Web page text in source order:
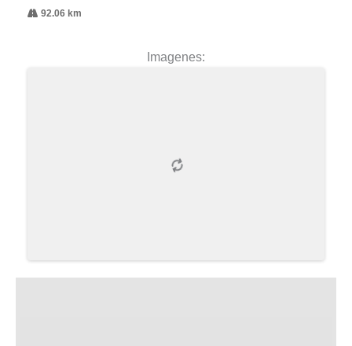
92.06 km
Imagenes: